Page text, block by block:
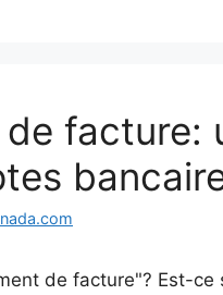
facture:
de facture"? Est-